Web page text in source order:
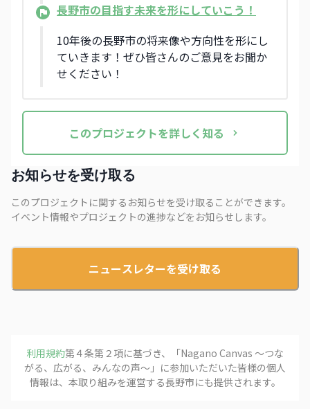
長野市の目指す未来を形にしていこう！
10年後の長野市の将来像や方向性を形にし
ていきます！ぜひ皆さんのご意見をお聞か
せください！
このプロジェクトを詳しく知る
お知らせを受け取る
このプロジェクトに関するお知らせを受け取ることができます。
イベント情報やプロジェクトの進捗などをお知らせします。
ニュースレターを受け取る
利用規約第４条第２項に基づき、「Nagano Canvas 〜つな
がる、広がる、みんなの声〜 」に参加いただいた皆様の個人
情報は、本取り組みを運営する長野市にも提供されます。